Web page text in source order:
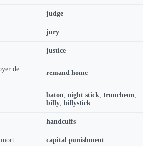
judge
jury
justice
de
remand home
baton, night stick, truncheon,
billy, billystick
handcuffs
mort capital punishment